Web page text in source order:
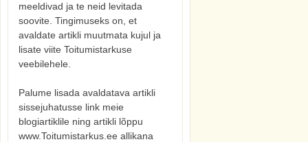
meeldivad ja te neid levitada
soovite. Tingimuseks on, et
avaldate artikli muutmata kujul ja
lisate viite Toitumistarkuse
veebilehele.
Palume lisada avaldatava artikli
sissejuhatusse link meie
blogiartiklile ning artikli lõppu
www.Toitumistarkus.ee allikana